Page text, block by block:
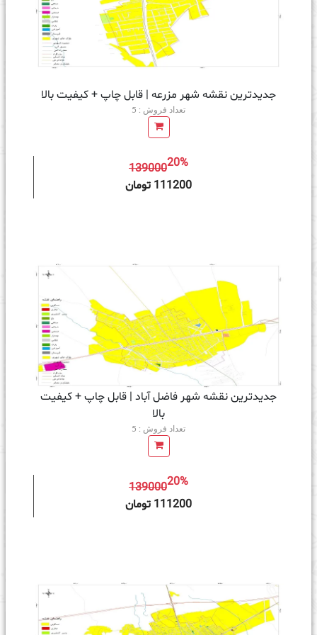
جدیدترین نقشه شهر مزرعه | قابل چاپ + کیفیت بالا
تعداد فروش : 5
13900020%
111200 تومان
جدیدترین نقشه شهر فاضل آباد | قابل چاپ + کیفیت
بالا
تعداد فروش : 5
13900020%
111200 تومان